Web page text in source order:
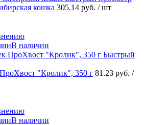
кошка 305.14 руб. / шт
В наличии
Быстрый
"Кролик", 350 г 81.23 руб. /
В наличии